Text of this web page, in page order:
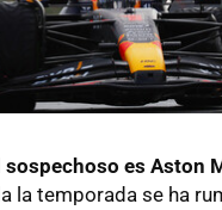
es Aston
la temporada se ha